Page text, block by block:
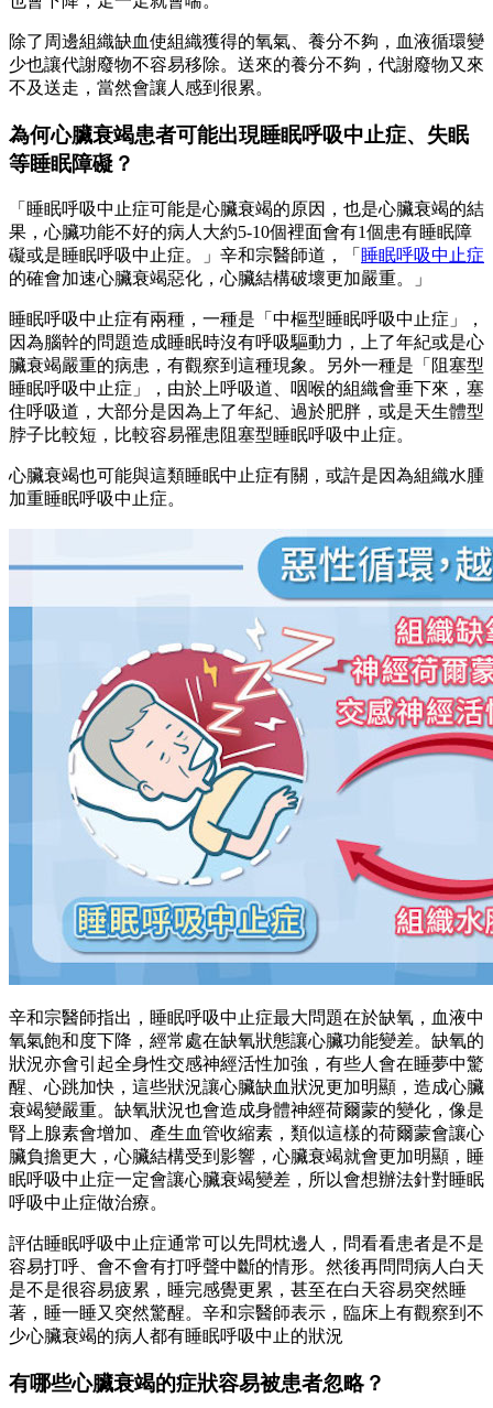
除了周邊組織缺血使組織獲得的氧氣、養分不夠，血液循環變
少也讓代謝廢物不容易移除。送來的養分不夠，代謝廢物又來
不及送走，當然會讓人感到很累。
為何心臟衰竭患者可能出現睡眠呼吸中止症、失眠
等睡眠障礙？
「睡眠呼吸中止症可能是心臟衰竭的原因，也是心臟衰竭的結
果，心臟功能不好的病人大約5-10個裡面會有1個患有睡眠障
礙或是睡眠呼吸中止症。」辛和宗醫師道，「 睡眠呼吸中止症
的確會加速心臟衰竭惡化，心臟結構破壞更加嚴重。」
睡眠呼吸中止症有兩種，一種是「中樞型睡眠呼吸中止症」，
因為腦幹的問題造成睡眠時沒有呼吸驅動力，上了年紀或是心
臟衰竭嚴重的病患，有觀察到這種現象。另外一種是「阻塞型
睡眠呼吸中止症」，由於上呼吸道、咽喉的組織會垂下來，塞
住呼吸道，大部分是因為上了年紀、過於肥胖，或是天生體型
脖子比較短，比較容易罹患阻塞型睡眠呼吸中止症。
心臟衰竭也可能與這類睡眠中止症有關，或許是因為組織水腫
加重睡眠呼吸中止症。
辛和宗醫師指出，睡眠呼吸中止症最大問題在於缺氧，血液中
氧氣飽和度下降，經常處在缺氧狀態讓心臟功能變差。缺氧的
狀況亦會引起全身性交感神經活性加強，有些人會在睡夢中驚
醒、心跳加快，這些狀況讓心臟缺血狀況更加明顯，造成心臟
衰竭變嚴重。缺氧狀況也會造成身體神經荷爾蒙的變化，像是
腎上腺素會增加、產生血管收縮素，類似這樣的荷爾蒙會讓心
臟負擔更大，心臟結構受到影響，心臟衰竭就會更加明顯，睡
眠呼吸中止症一定會讓心臟衰竭變差，所以會想辦法針對睡眠
呼吸中止症做治療。
評估睡眠呼吸中止症通常可以先問枕邊人，問看看患者是不是
容易打呼、會不會有打呼聲中斷的情形。然後再問問病人白天
是不是很容易疲累，睡完感覺更累，甚至在白天容易突然睡
著，睡一睡又突然驚醒。辛和宗醫師表示，臨床上有觀察到不
少心臟衰竭的病人都有睡眠呼吸中止的狀況
有哪些心臟衰竭的症狀容易被患者忽略？